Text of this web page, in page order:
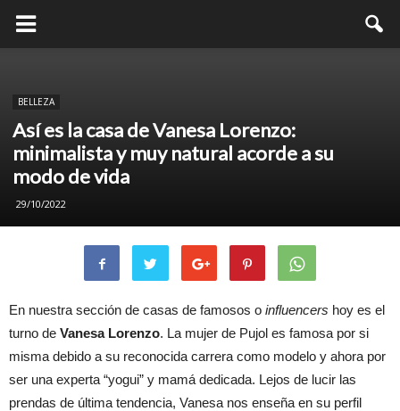
BELLEZA
Así es la casa de Vanesa Lorenzo:
minimalista y muy natural acorde a su
modo de vida
29/10/2022
En nuestra sección de casas de famosos o influencers hoy es el
turno de Vanesa Lorenzo. La mujer de Pujol es famosa por si
misma debido a su reconocida carrera como modelo y ahora por
ser una experta “yogui” y mamá dedicada. Lejos de lucir las
prendas de última tendencia, Vanesa nos enseña en su perfil